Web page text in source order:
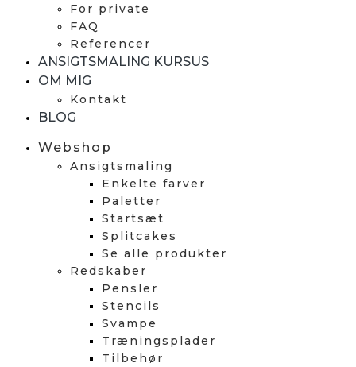
For private
FAQ
Referencer
ANSIGTSMALING KURSUS
OM MIG
Kontakt
BLOG
Webshop
Ansigtsmaling
Enkelte farver
Paletter
Startsæt
Splitcakes
Se alle produkter
Redskaber
Pensler
Stencils
Svampe
Træningsplader
Tilbehør